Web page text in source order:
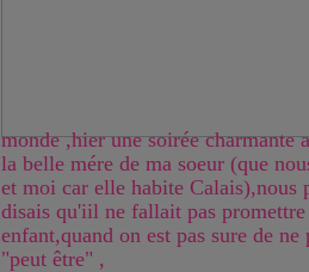
monde ,hier une soirée
la belle mére de ma soeur (que
et moi car elle habite Calais),nous
disais qu'iil ne fallait pas
enfant,quand on est pas sure de
"peut être" ,